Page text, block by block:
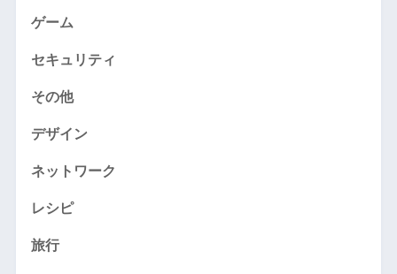
ゲーム
セキュリティ
その他
デザイン
ネットワーク
レシピ
旅行